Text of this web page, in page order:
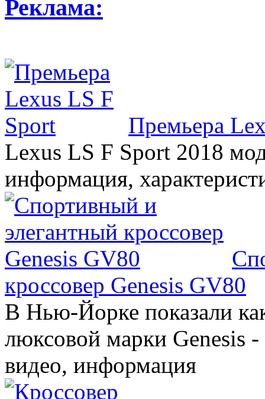
Реклама:
Премьера
Lexus LS F Sport 2018
информация,
кроссовер Genesis GV80
В Нью-Йорке показали
люксовой марки Genesis
видео, информация